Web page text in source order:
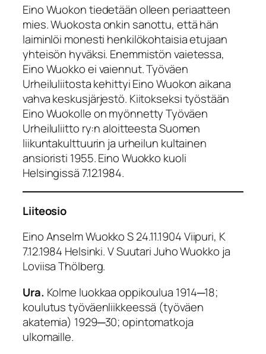
Eino Wuokon tiedetään olleen periaatteen
mies. Wuokosta onkin sanottu, että hän
laiminlöi monesti henkilökohtaisia etujaan
yhteisön hyväksi. Enemmistön vaietessa,
Eino Wuokko ei vaiennut. Työväen
Urheiluliitosta kehittyi Eino Wuokon aikana
vahva keskusjärjestö. Kiitokseksi työstään
Eino Wuokolle on myönnetty Työväen
Urheiluliitto ry:n aloitteesta Suomen
liikuntakulttuurin ja urheilun kultainen
ansioristi 1955. Eino Wuokko kuoli
Helsingissä 7.12.1984.
Liiteosio
Eino Anselm Wuokko S 24.11.1904 Viipuri, K
7.12.1984 Helsinki. V Suutari Juho Wuokko ja
Loviisa Thölberg.
Ura. Kolme luokkaa oppikoulua 1914─18;
koulutus työväenliikkeessä (työväen
akatemia) 1929─30; opintomatkoja
ulkomaille.